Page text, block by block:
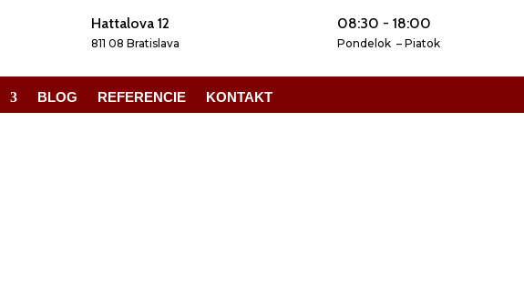
Hattalova 12
811 08 Bratislava
08:30 - 18:00
Pondelok – Piatok
BLOG REFERENCIE KONTAKT